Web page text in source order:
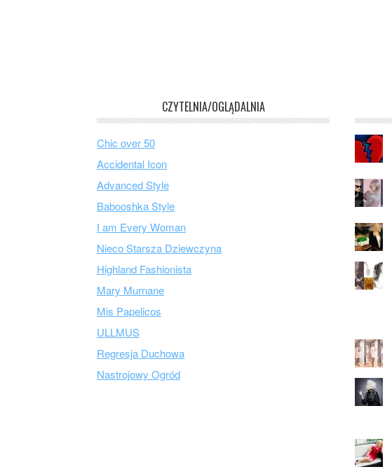
CZYTELNIA/OGLĄDALNIA
Chic over 50
Accidental Icon
Advanced Style
Babooshka Style
I am Every Woman
Nieco Starsza Dziewczyna
Highland Fashionista
Mary Murnane
Mis Papelicos
ULLMUS
Regresja Duchowa
Nastrojowy Ogród